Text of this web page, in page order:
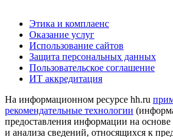
Этика и комплаенс
Оказание услуг
Использование сайтов
Защита персональных данных
Пользовательское соглашение
ИТ аккредитация
На информационном ресурсе hh.ru
рекомендательные технологии
предоставления информации на основе
и анализа сведений, относящихся к